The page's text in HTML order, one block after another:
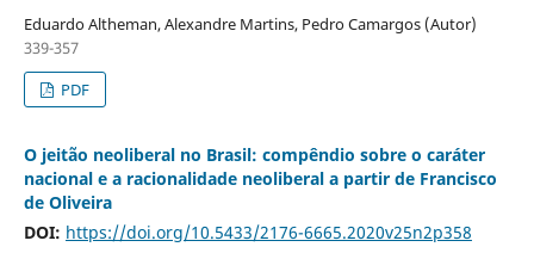
Eduardo Altheman, Alexandre Martins, Pedro Camargos (Autor)
339-357
PDF
O jeitão neoliberal no Brasil: compêndio sobre o caráter
nacional e a racionalidade neoliberal a partir de Francisco
de Oliveira
DOI: https://doi.org/10.5433/2176-6665.2020v25n2p358